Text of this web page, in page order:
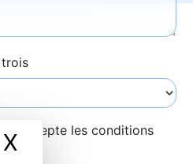
X Masquer le
j'accepte les conditions
**